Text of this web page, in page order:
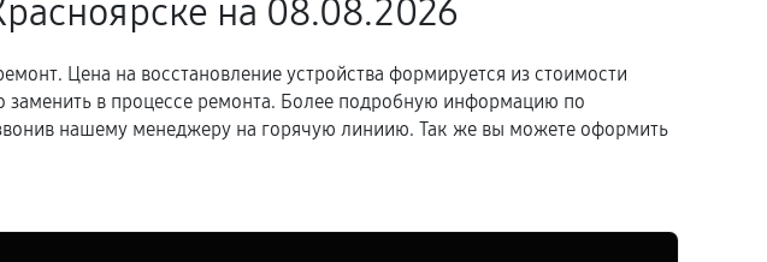
на 08.08.2026
Цена на восстановление устройства формируется из стоимости
в процессе ремонта. Более подробную информацию по
нашему менеджеру на горячую линиию. Так же вы можете оформить